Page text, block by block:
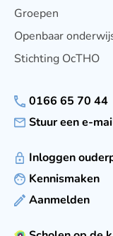
Groepen
Openbaar
Stichting OcTHO
0166 65 70 44
Stuur een e-
Inloggen
Kennismaken
Aanmelden